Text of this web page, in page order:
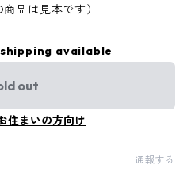
品は見本です）
available
out
住まいの方向け
通報する